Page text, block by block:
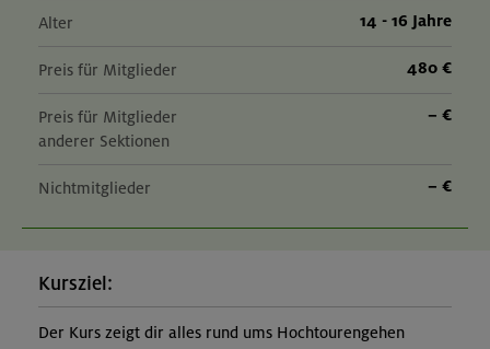
Alter 14 - 16 Jahre
Preis für Mitglieder 480 €
Preis für Mitglieder
anderer Sektionen
– €
Nichtmitglieder – €
Kursziel:
Der Kurs zeigt dir alles rund ums Hochtourengehen